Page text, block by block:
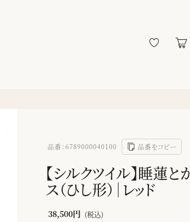
品番：6789000040100 品番をコピー
【シルクツイル】睡蓮と
ス（ひし形）｜レッド
38,500円 (税込)